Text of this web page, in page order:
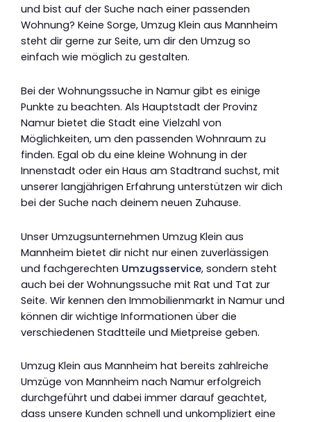
und bist auf der Suche nach einer passenden
Wohnung? Keine Sorge, Umzug Klein aus Mannheim
steht dir gerne zur Seite, um dir den Umzug so
einfach wie möglich zu gestalten.
Bei der Wohnungssuche in Namur gibt es einige
Punkte zu beachten. Als Hauptstadt der Provinz
Namur bietet die Stadt eine Vielzahl von
Möglichkeiten, um den passenden Wohnraum zu
finden. Egal ob du eine kleine Wohnung in der
Innenstadt oder ein Haus am Stadtrand suchst, mit
unserer langjährigen Erfahrung unterstützen wir dich
bei der Suche nach deinem neuen Zuhause.
Unser Umzugsunternehmen Umzug Klein aus
Mannheim bietet dir nicht nur einen zuverlässigen
und fachgerechten Umzugsservice, sondern steht
auch bei der Wohnungssuche mit Rat und Tat zur
Seite. Wir kennen den Immobilienmarkt in Namur und
können dir wichtige Informationen über die
verschiedenen Stadtteile und Mietpreise geben.
Umzug Klein aus Mannheim hat bereits zahlreiche
Umzüge von Mannheim nach Namur erfolgreich
durchgeführt und dabei immer darauf geachtet,
dass unsere Kunden schnell und unkompliziert eine